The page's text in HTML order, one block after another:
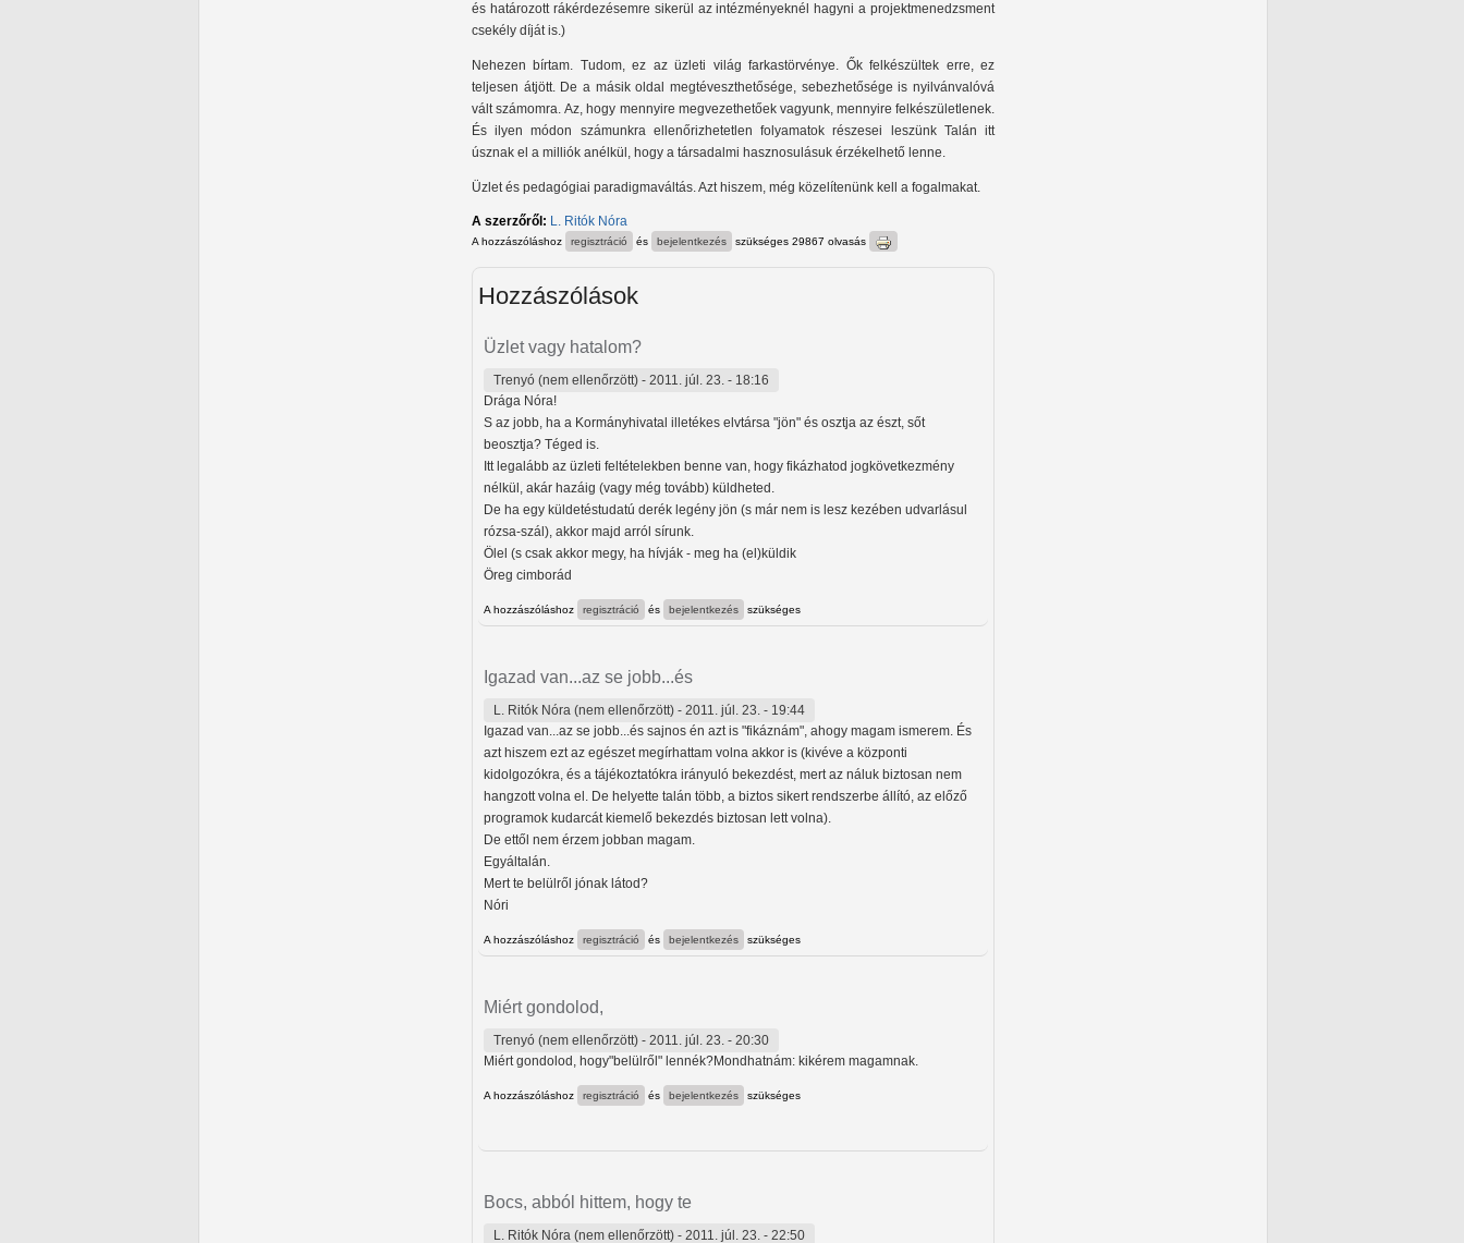
és határozott rákérdezésemre sikerül az intézményeknél hagyni a projektmenedzsment
csekély díját is.)
Nehezen bírtam. Tudom, ez az üzleti világ farkastörvénye. Ők felkészültek erre, ez
teljesen átjött. De a másik oldal megtéveszthetősége, sebezhetősége is nyilvánvalóvá
vált számomra. Az, hogy mennyire megvezethetőek vagyunk, mennyire felkészületlenek.
És ilyen módon számunkra ellenőrizhetetlen folyamatok részesei leszünk Talán itt
úsznak el a milliók anélkül, hogy a társadalmi hasznosulásuk érzékelhető lenne.
Üzlet és pedagógiai paradigmaváltás. Azt hiszem, még közelítenünk kell a fogalmakat.
A szerzőről: L. Ritók Nóra
A hozzászóláshoz regisztráció és bejelentkezés szükséges 29867 olvasás
Hozzászólások
Üzlet vagy hatalom?
Trenyó (nem ellenőrzött) - 2011. júl. 23. - 18:16
Drága Nóra!
S az jobb, ha a Kormányhivatal illetékes elvtársa "jön" és osztja az észt, sőt
beosztja? Téged is.
Itt legalább az üzleti feltételekben benne van, hogy fikázhatod jogkövetkezmény
nélkül, akár hazáig (vagy még tovább) küldheted.
De ha egy küldetéstudatú derék legény jön (s már nem is lesz kezében udvarlásul
rózsa-szál), akkor majd arról sírunk.
Ölel (s csak akkor megy, ha hívják - meg ha (el)küldik
Öreg cimborád
A hozzászóláshoz regisztráció és bejelentkezés szükséges
Igazad van...az se jobb...és
L. Ritók Nóra (nem ellenőrzött) - 2011. júl. 23. - 19:44
Igazad van...az se jobb...és sajnos én azt is "fikáznám", ahogy magam ismerem. És
azt hiszem ezt az egészet megírhattam volna akkor is (kivéve a központi
kidolgozókra, és a tájékoztatókra irányuló bekezdést, mert az náluk biztosan nem
hangzott volna el. De helyette talán több, a biztos sikert rendszerbe állító, az előző
programok kudarcát kiemelő bekezdés biztosan lett volna).
De ettől nem érzem jobban magam.
Egyáltalán.
Mert te belülről jónak látod?
Nóri
A hozzászóláshoz regisztráció és bejelentkezés szükséges
Miért gondolod,
Trenyó (nem ellenőrzött) - 2011. júl. 23. - 20:30
Miért gondolod, hogy"belülről" lennék?Mondhatnám: kikérem magamnak.
A hozzászóláshoz regisztráció és bejelentkezés szükséges
Bocs, abból hittem, hogy te
L. Ritók Nóra (nem ellenőrzött) - 2011. júl. 23. - 22:50